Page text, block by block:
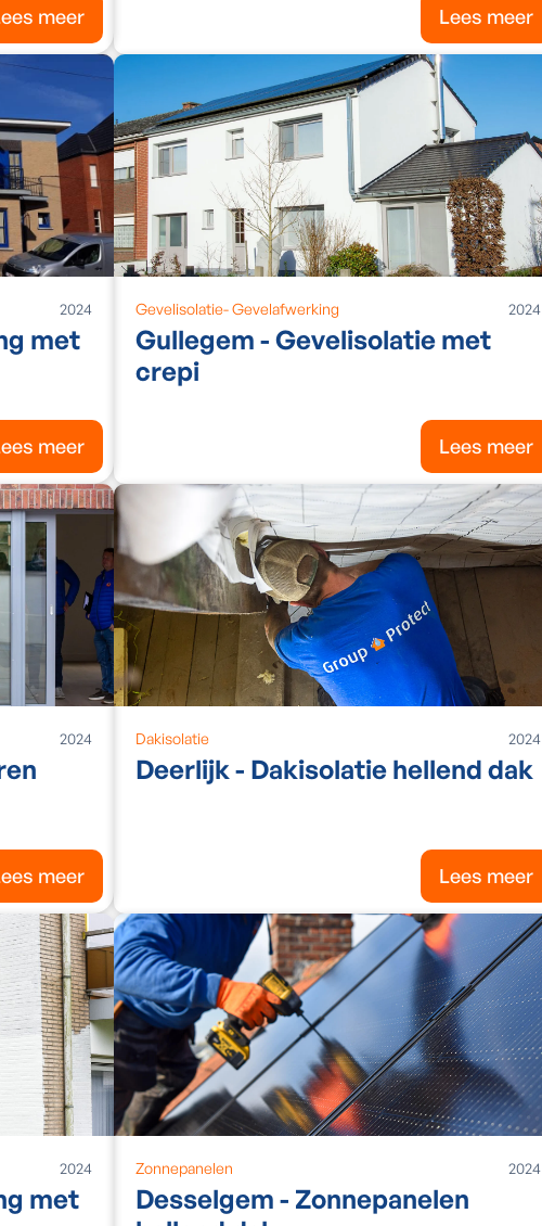
meer Lees meer
2024
met
meer
Gevelisolatie-Gevelafwerking 2024
Gullegem - Gevelisolatie met
crepi
Lees meer
2024
meer
Dakisolatie 2024
Deerlijk - Dakisolatie hellend dak
Lees meer
2024
met
Zonnepanelen 2024
Desselgem - Zonnepanelen